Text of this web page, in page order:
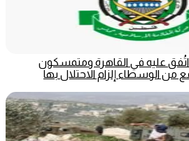
عليه في القاهرة ومتمسكون
من الوسطاء إلزام الاحتلال بها